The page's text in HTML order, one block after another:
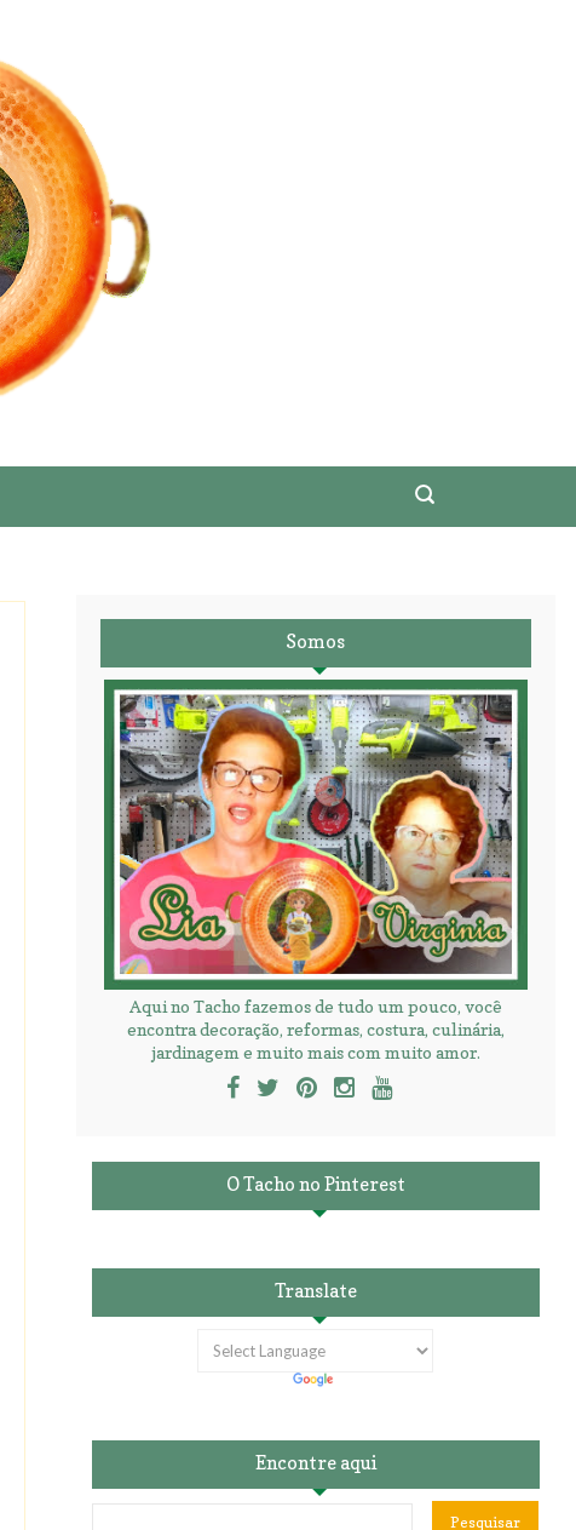
Somos
Aqui no Tacho fazemos de tudo um pouco, você
encontra decoração, reformas, costura, culinária,
jardinagem e muito mais com muito amor.
O Tacho no Pinterest
Translate
Encontre aqui